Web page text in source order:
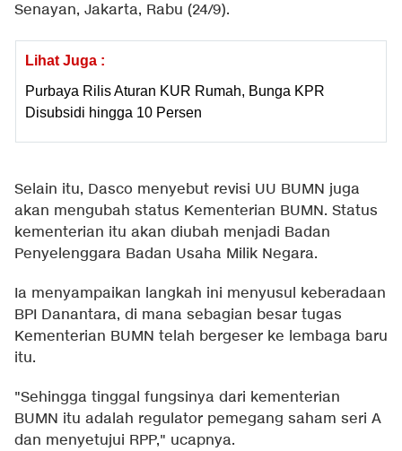
Senayan, Jakarta, Rabu (24/9).
Lihat Juga :
Purbaya Rilis Aturan KUR Rumah, Bunga KPR
Disubsidi hingga 10 Persen
Selain itu, Dasco menyebut revisi UU BUMN juga
akan mengubah status Kementerian BUMN. Status
kementerian itu akan diubah menjadi Badan
Penyelenggara Badan Usaha Milik Negara.
Ia menyampaikan langkah ini menyusul keberadaan
BPI Danantara, di mana sebagian besar tugas
Kementerian BUMN telah bergeser ke lembaga baru
itu.
"Sehingga tinggal fungsinya dari kementerian
BUMN itu adalah regulator pemegang saham seri A
dan menyetujui RPP," ucapnya.